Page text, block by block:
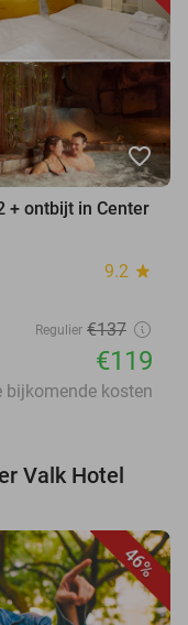
favorite_border
+ ontbijt in Center
9.2 star
Regulier €137
€119
bijkomende kosten
Valk Hotel
46%